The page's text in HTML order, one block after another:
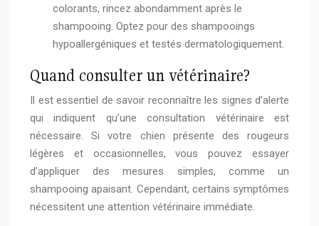
colorants, rincez abondamment après le
shampooing. Optez pour des shampooings
hypoallergéniques et testés dermatologiquement.
Quand consulter un vétérinaire?
Il est essentiel de savoir reconnaître les signes d’alerte
qui indiquent qu’une consultation vétérinaire est
nécessaire. Si votre chien présente des rougeurs
légères et occasionnelles, vous pouvez essayer
d’appliquer des mesures simples, comme un
shampooing apaisant. Cependant, certains symptômes
nécessitent une attention vétérinaire immédiate.